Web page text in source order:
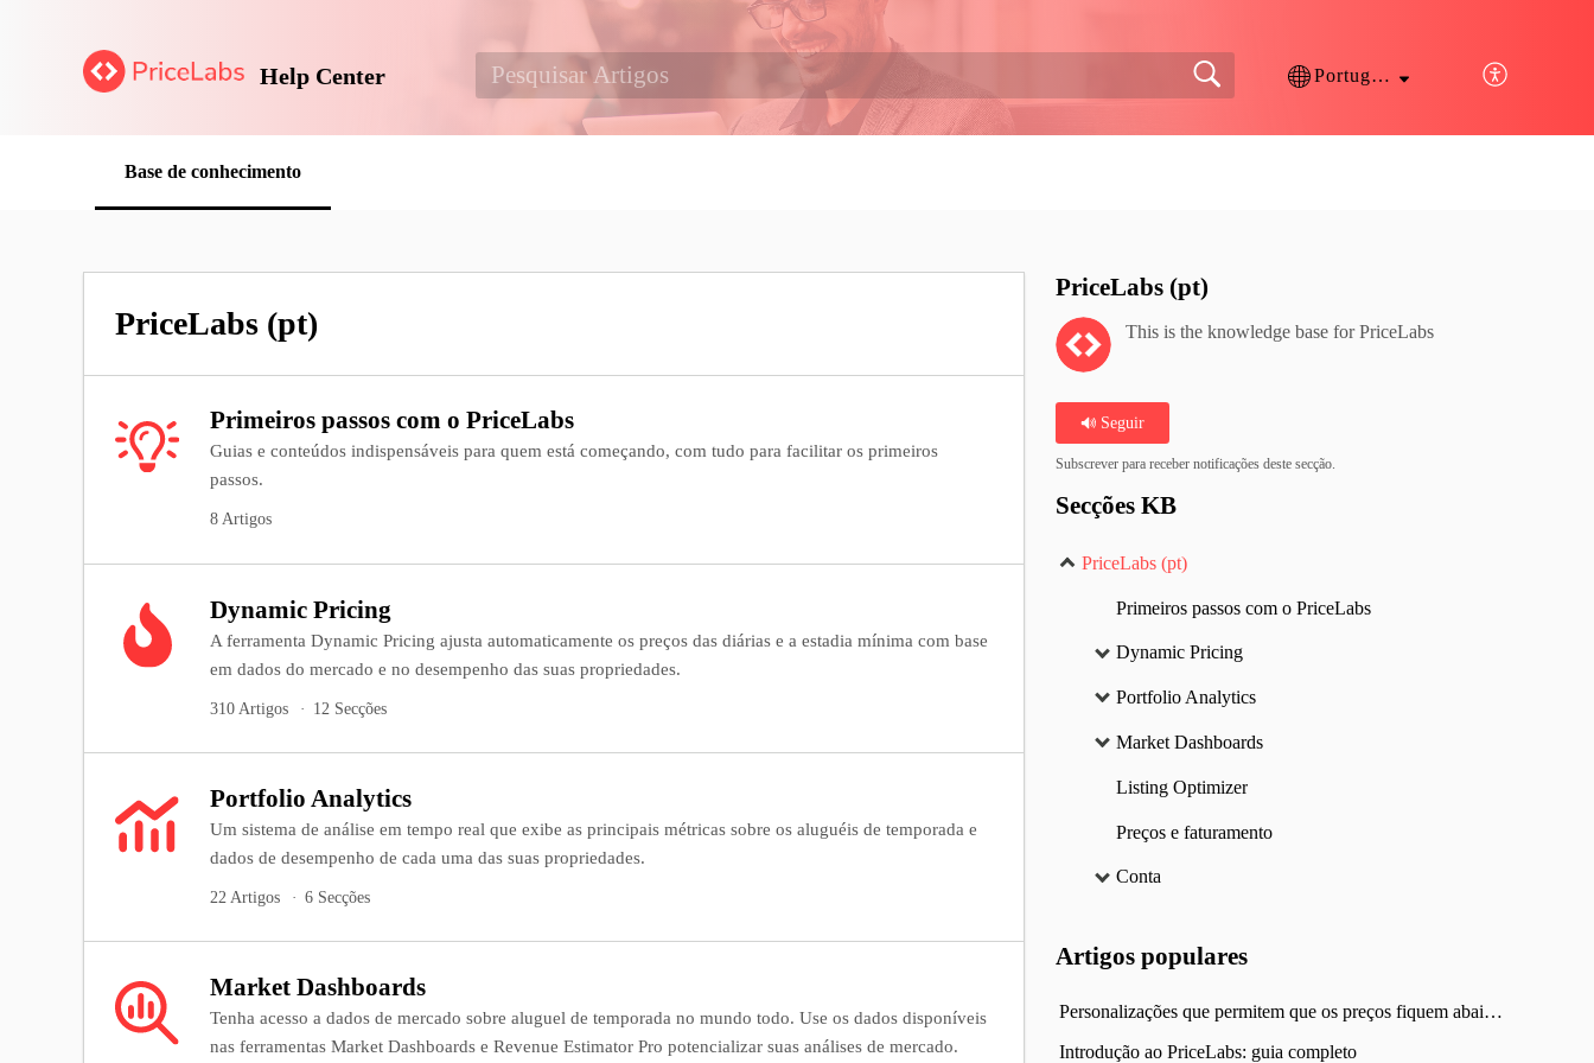
Help Center Português
Base de conhecimento
PriceLabs (pt)
Primeiros passos com o PriceLabs
Guias e conteúdos indispensáveis para quem está começando, com tudo para facilitar os primeiros
passos.
8 Artigos
Dynamic Pricing
A ferramenta Dynamic Pricing ajusta automaticamente os preços das diárias e a estadia mínima com base
em dados do mercado e no desempenho das suas propriedades.
310 Artigos 12 Secções
Portfolio Analytics
Um sistema de análise em tempo real que exibe as principais métricas sobre os aluguéis de temporada e
dados de desempenho de cada uma das suas propriedades.
22 Artigos 6 Secções
Market Dashboards
Tenha acesso a dados de mercado sobre aluguel de temporada no mundo todo. Use os dados disponíveis
nas ferramentas Market Dashboards e Revenue Estimator Pro potencializar suas análises de mercado.
PriceLabs (pt)
This is the knowledge base for PriceLabs
Seguir
Subscrever para receber notificações deste secção.
Secções KB
PriceLabs (pt)
Primeiros passos com o PriceLabs
Dynamic Pricing
Portfolio Analytics
Market Dashboards
Listing Optimizer
Preços e faturamento
Conta
Artigospopulares
Personalizações que permitem que os preços fiquem abaixo do mínimo
Introdução ao PriceLabs: guia completo